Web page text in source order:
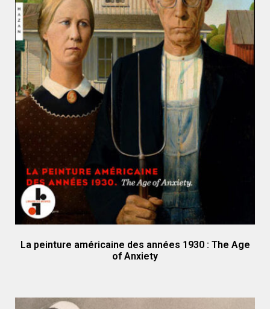
La peinture américaine des années 1930 : The Age
of Anxiety